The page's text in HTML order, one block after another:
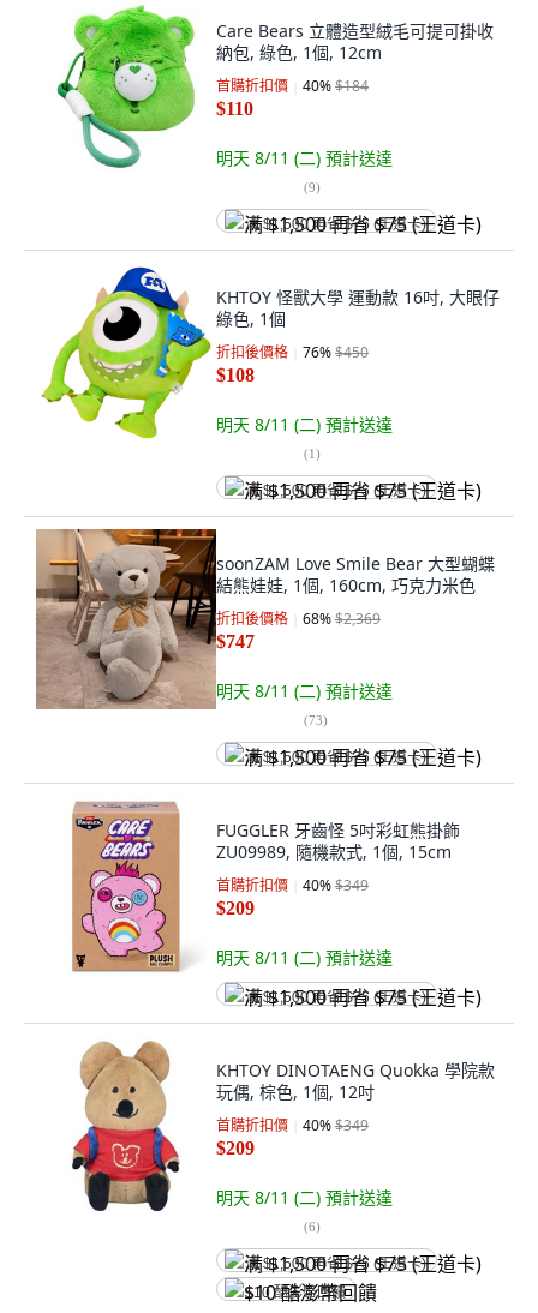
Care Bears 立體造型絨毛可提可掛收
納包, 綠色, 1個, 12cm
首購折扣價 40%$184
$110
明天 8/11 (二) 預計送達
(9)
满 $1,500 再省 $75 (王道卡)
KHTOY 怪獸大學 運動款 16吋, 大眼仔
綠色, 1個
折扣後價格 76%$450
$108
明天 8/11 (二) 預計送達
(1)
满 $1,500 再省 $75 (王道卡)
soonZAM Love Smile Bear 大型蝴蝶
結熊娃娃, 1個, 160cm, 巧克力米色
折扣後價格 68%$2,369
$747
明天 8/11 (二) 預計送達
(73)
满 $1,500 再省 $75 (王道卡)
FUGGLER 牙齒怪 5吋彩虹熊掛飾
ZU09989, 隨機款式, 1個, 15cm
首購折扣價 40%$349
$209
明天 8/11 (二) 預計送達
满 $1,500 再省 $75 (王道卡)
KHTOY DINOTAENG Quokka 學院款
玩偶, 棕色, 1個, 12吋
首購折扣價 40%$349
$209
明天 8/11 (二) 預計送達
(6)
满 $1,500 再省 $75 (王道卡)
$10 酷澎幣回饋